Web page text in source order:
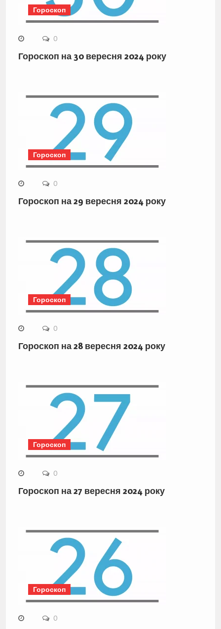
Гороскоп
0
Гороскоп на 30 вересня 2024 року
Гороскоп
0
Гороскоп на 29 вересня 2024 року
Гороскоп
0
Гороскоп на 28 вересня 2024 року
Гороскоп
0
Гороскоп на 27 вересня 2024 року
Гороскоп
0